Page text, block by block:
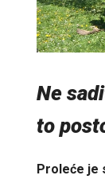
Ne
to
Proleće je